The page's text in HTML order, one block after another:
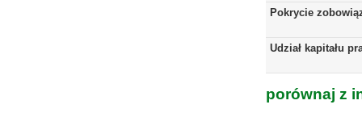
Pokrycie
Udział kapitału
porównaj z